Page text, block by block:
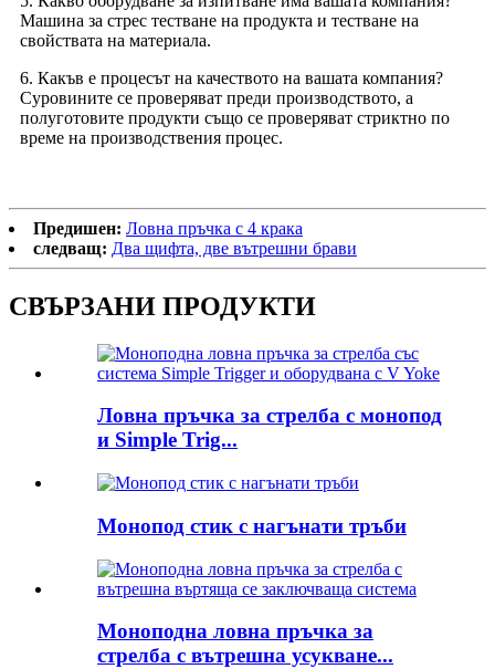
Машина за стрес тестване на продукта и тестване на
свойствата на материала.
6. Какъв е процесът на качеството на вашата компания?
Суровините се проверяват преди производството, а
полуготовите продукти също се проверяват стриктно по
време на производствения процес.
Предишен: Ловна пръчка с 4 крака
следващ: Два щифта, две вътрешни брави
СВЪРЗАНИ ПРОДУКТИ
Ловна пръчка за стрелба с монопод
и Simple Trig...
Монопод стик с нагънати тръби
Моноподна ловна пръчка за
стрелба с вътрешна усукване...